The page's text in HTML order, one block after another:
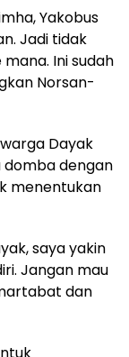
Yakobus
Jadi tidak
Ini sudah
Norsan-
Dayak
domba dengan
menentukan
saya yakin
Jangan mau
dan